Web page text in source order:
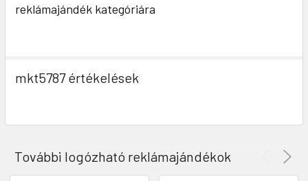
reklámajándék kategóriára
mkt5787 értékelések
További logózható reklámajándékok